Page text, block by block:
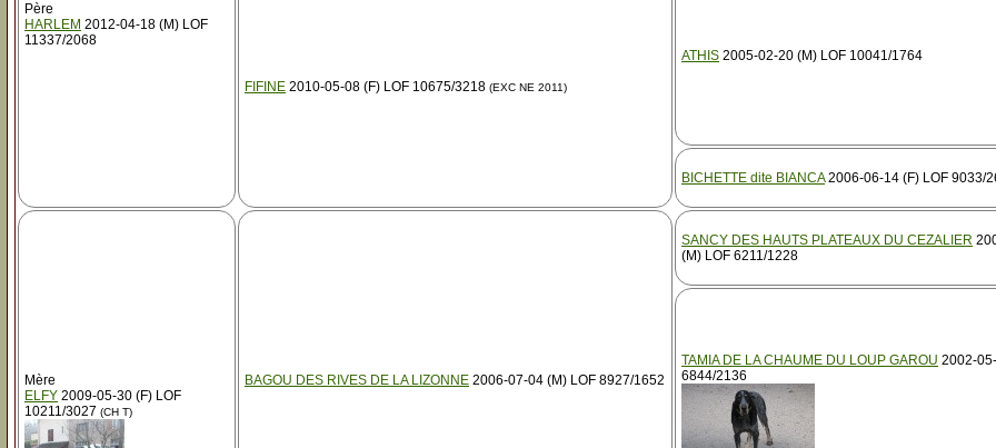
Père
HARLEM 2012-04-18 (M) LOF
11337/2068
FIFINE 2010-05-08 (F) LOF 10675/3218 (EXC NE 2011)
ATHIS 2005-02-20 (M) LOF 10041/1764
BICHETTE dite BIANCA2006-06-14 (F) LOF 9033/
Mère
ELFY 2009-05-30 (F) LOF
10211/3027 (CH T)
BAGOU DES RIVES DE LA LIZONNE 2006-07-04 (M) LOF 8927/1652
SANCY DES HAUTS PLATEAUX DU CEZALIER
(M) LOF 6211/1228
TAMIA DE LA CHAUME DU LOUP GAROU 2002-
6844/2136